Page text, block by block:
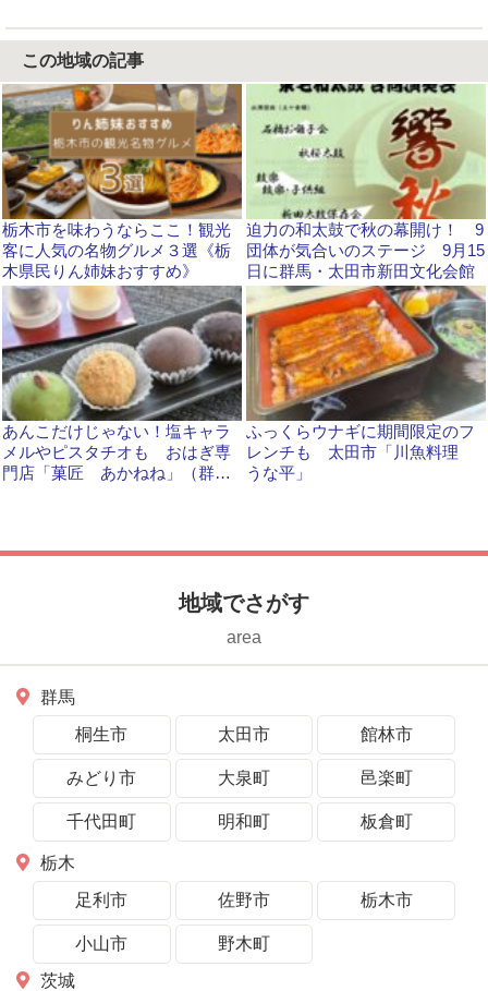
この地域の記事
栃木市を味わうならここ！観光
客に人気の名物グルメ３選《栃
木県民りん姉妹おすすめ》
迫力の和太鼓で秋の幕開け！ 9
団体が気合いのステージ 9月15
日に群馬・太田市新田文化会館
あんこだけじゃない！塩キャラ
メルやピスタチオも おはぎ専
門店「菓匠 あかねね」（群
ふっくらウナギに期間限定のフ
レンチも 太田市「川魚料理
うな平」
地域でさがす
area
群馬
桐生市
太田市 館林市
みどり市 大泉町 邑楽町
千代田町 明和町 板倉町
栃木
足利市
佐野市 栃木市
小山市
野木町
茨城